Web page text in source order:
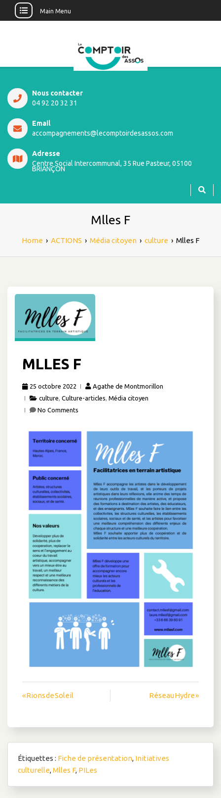
Main Menu
Nous contacter
04 92 20 32 31
Email
accompagnements@lecomptoirdesassos.com
Adresse
Centre Social Intercommunal, 35 Rue Pasteur, 05100
BRIANÇON
Mlles F
Home › ACTIONS › Média citoyen › culture › Mlles F
MLLES F
25 octobre 2022
Agathe de Montmorillon
culture, Culture-articles, Média citoyen
No Comments
Navigation
l’article
« Rions de Soleil Réseau Hydre »
Étiquettes : Fiche de présentation, Initiatives
culturelle,Mlles F, PILes